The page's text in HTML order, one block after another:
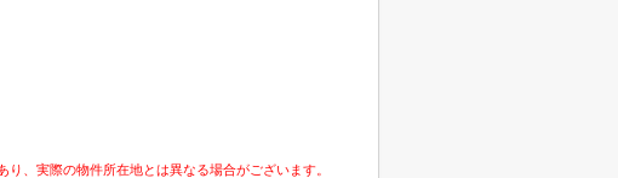
、実際の物件所在地とは異なる場合がございます。